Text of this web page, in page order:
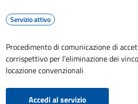
Servizio attivo
Procedimento di comunicazione di
corrispettivo per l’eliminazione dei
locazione convenzionali
Accedi al servizio